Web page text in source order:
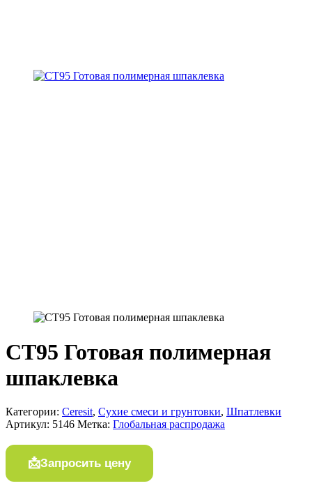
СТ95 Готовая полимерная
шпаклевка
Категории: Ceresit, Сухие смеси и грунтовки, Шпатлевки
Артикул: 5146 Метка: Глобальная распродажа
Запросить цену